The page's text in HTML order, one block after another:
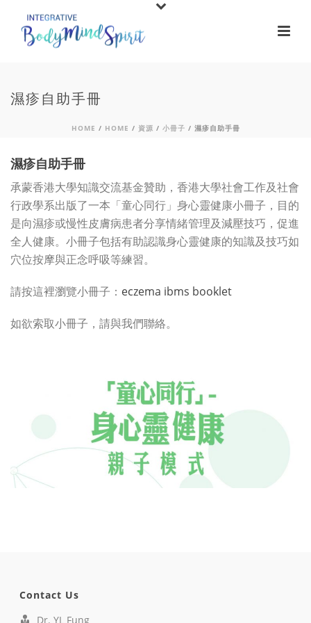
濕疹自助手冊
HOME / HOME / 資源 / 小冊子 / 濕疹自助手冊
濕疹自助手冊
承蒙香港大學知識交流基金贊助，香港大學社會工作及社會
行政學系出版了一本「童心同行」身心靈健康小冊子，目的
是向濕疹或慢性皮膚病患者分享情緒管理及減壓技巧，促進
全人健康。小冊子包括有助認識身心靈健康的知識及技巧如
穴位按摩與正念呼吸等練習。
請按這裡瀏覽小冊子： eczema ibms booklet
如欲索取小冊子，請與我們聯絡。
Contact Us
Dr. YL Fung